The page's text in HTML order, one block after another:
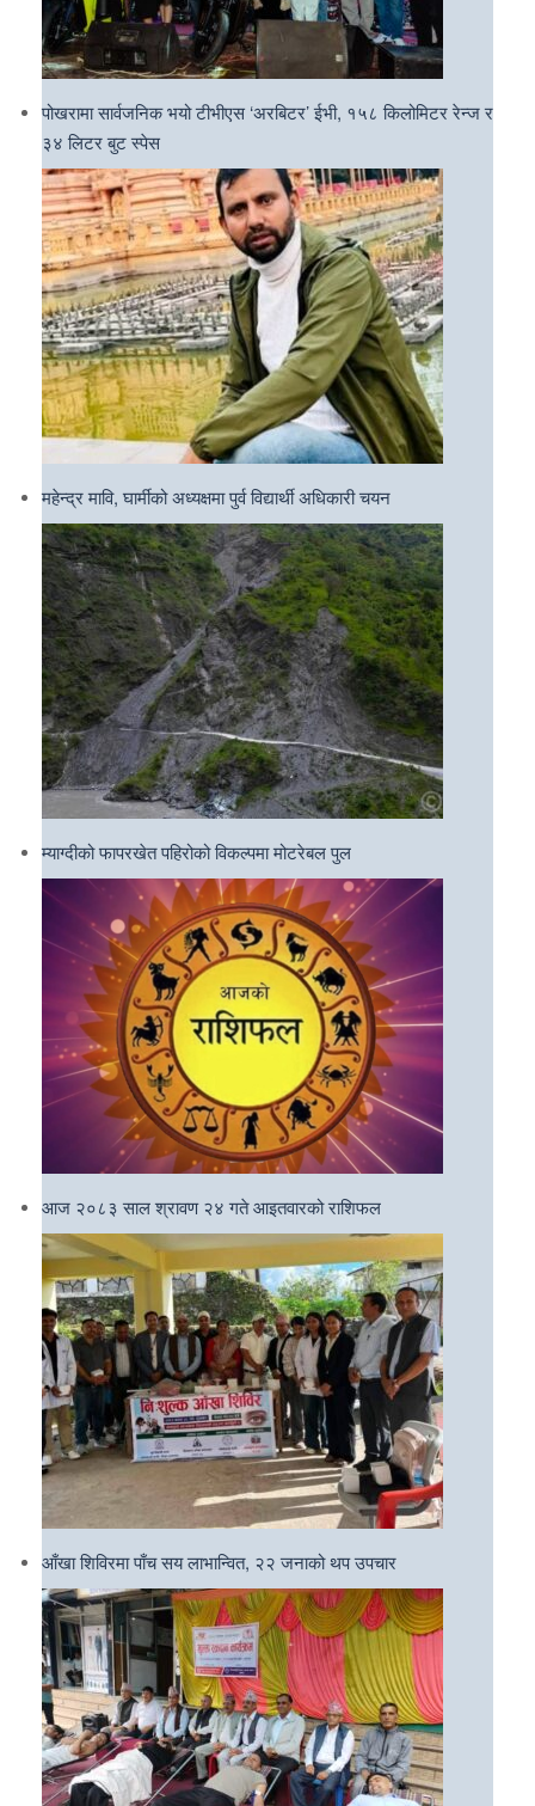
पोखरामा सार्वजनिक भयो टीभीएस ‘अरबिटर’ ईभी, १५८ किलोमिटर रेन्ज र
३४ लिटर बुट स्पेस
महेन्द्र मावि, घार्मीको अध्यक्षमा पुर्व विद्यार्थी अधिकारी चयन
म्याग्दीको फापरखेत पहिरोको विकल्पमा मोटरेबल पुल
आज २०८३ साल श्रावण २४ गते आइतवारको राशिफल
आँखा शिविरमा पाँच सय लाभान्वित, २२ जनाको थप उपचार